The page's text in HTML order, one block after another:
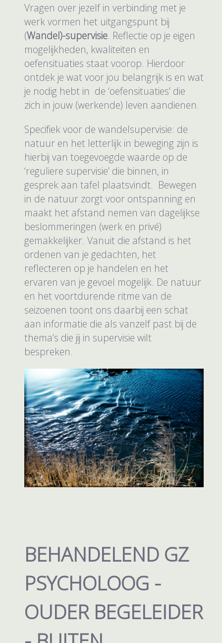
Vragen over jezelf in verbinding met je
werk vormen het uitgangspunt bij
(Wandel)-supervisie. Reflectie op je eigen
mogelijkheden, kwaliteiten en
oefensituaties staat voorop. Hierdoor
ontdek je wat voor jou belangrijk is en wat
je nodig hebt in de ‘oefensituaties’ die
zich in jouw (werkende) leven aandienen.
Specifiek voor de wandelsupervisie: de
natuur en het letterlijk in beweging zijn is
hierbij van toegevoegde waarde op de
‘reguliere supervisie’ die binnen, in
gesprek aan tafel plaatsvindt. Bewegen
in de natuur zorgt voor ontspanning en
maakt het afstand nemen van dagelijkse
beslommeringen (werk en privé)
gemakkelijker. Vanuit die afstand is het
ordenen van je gedachten, het
reflecteren op je handelen en het
ervaren van je gevoel mogelijk. De natuur
en het voortdurende ritme van de
seizoenen toont ons daarbij een schat
aan informatie die als vanzelf past bij de
thema’s die jij in supervisie wilt
bespreken.
BEHANDELEND GZ
PSYCHOLOOG -
OUDER BEGELEIDER